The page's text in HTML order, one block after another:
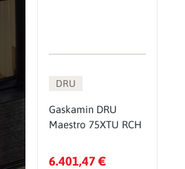
DRU
Gaskamin DRU
Maestro 75XTU RCH
6.401,47 €